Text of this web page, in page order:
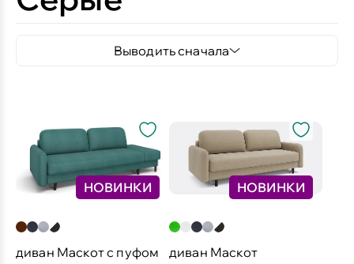
Выводить сначала
НОВИНКИ
диван Маскот с пуфом
НОВИНКИ
диван Маскот